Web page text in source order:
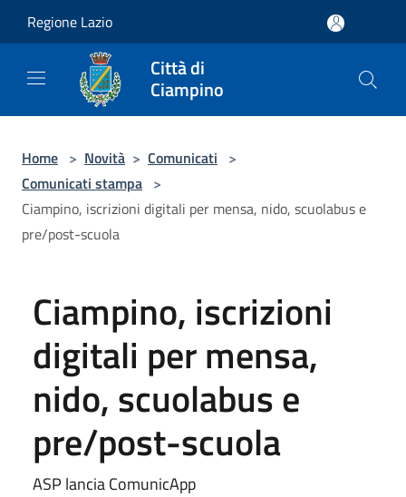
Regione Lazio
Città di
Ciampino
Home > Novità > Comunicati >
Comunicati stampa >
Ciampino, iscrizioni digitali per mensa, nido, scuolabus e
pre/post-scuola
Ciampino, iscrizioni
digitali per mensa,
nido, scuolabus e
pre/post-scuola
ASP lancia ComunicApp